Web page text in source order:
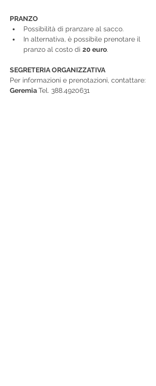
PRANZO
Possibilità di pranzare al sacco.
In alternativa, è possibile prenotare il
pranzo al costo di 20 euro.
SEGRETERIA ORGANIZZATIVA
Per informazioni e prenotazioni, contattare:
Geremia Tel. 388.4920631